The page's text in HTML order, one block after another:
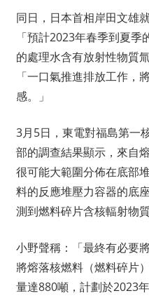
同日，日本首相岸田文雄
「預計2023年春季到夏
的處理水含有放射性物質
「一口氣推進排放工作，
感。」
3月5日，東電對福島第一
部的調查結果顯示，來自
很可能大範圍分佈在底部
料的反應堆壓力容器的底
測到燃料碎片含核輻射物
小野聲稱：「最終有必要
將熔落核燃料（燃料碎片
量達880噸，計劃於2023